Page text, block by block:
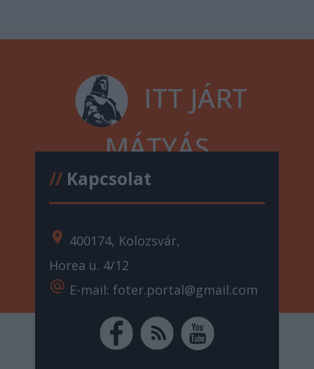
ITT JÁRT
MÁTYÁS
//Kapcsolat
location_on 400174, Kolozsvár,
Horea u. 4/12
alternate_email E-mail: foter.portal@gmail.com